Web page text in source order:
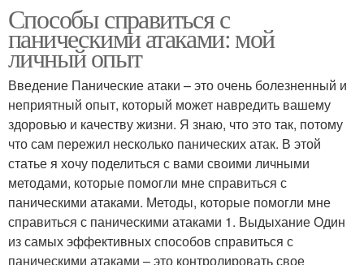
Способы справиться с
паническими атаками: мой
личный опыт
Введение Панические атаки – это очень болезненный и
неприятный опыт, который может навредить вашему
здоровью и качеству жизни. Я знаю, что это так, потому
что сам пережил несколько панических атак. В этой
статье я хочу поделиться с вами своими личными
методами, которые помогли мне справиться с
паническими атаками. Методы, которые помогли мне
справиться с паническими атаками 1. Выдыхание Один
из самых эффективных способов справиться с
паническими атаками – это контролировать свое